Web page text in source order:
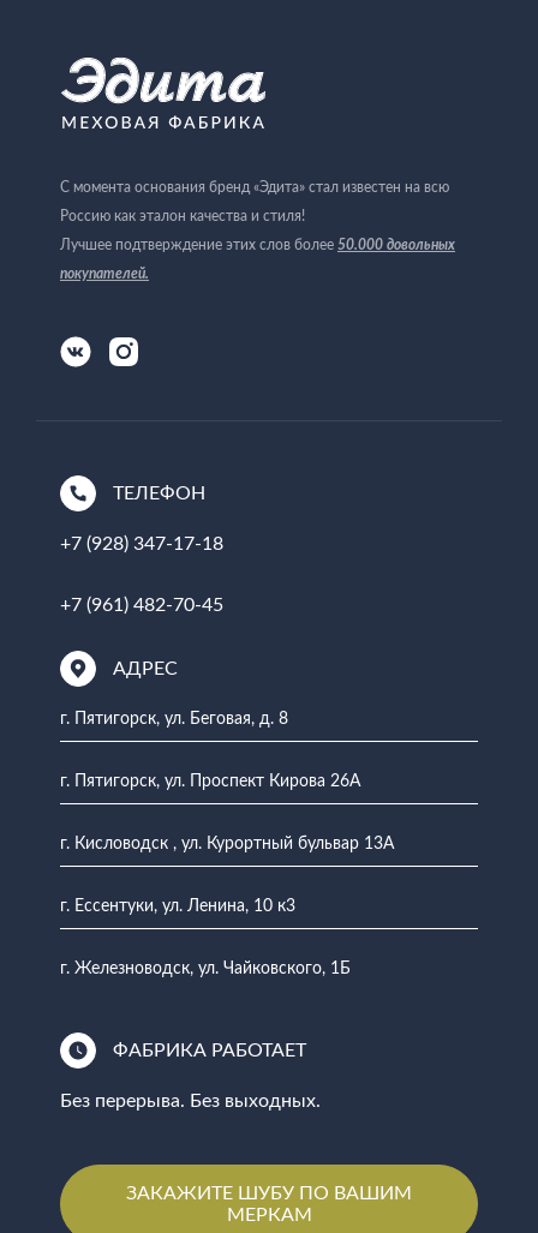
С момента основания бренд «Эдита» стал известен на всю
Россию как эталон качества и стиля!
Лучшее подтверждение этих слов более 50.000 довольных
покупателей.
ТЕЛЕФОН
+7 (928) 347-17-18
+7 (961) 482-70-45
АДРЕС
г. Пятигорск, ул. Беговая, д. 8
г. Пятигорск, ул. Проспект Кирова 26А
г. Кисловодск , ул. Курортный бульвар 13А
г. Ессентуки, ул. Ленина, 10 к3
г. Железноводск, ул. Чайковского, 1Б
ФАБРИКА РАБОТАЕТ
Без перерыва. Без выходных.
ЗАКАЖИТЕ ШУБУ ПО ВАШИМ
МЕРКАМ